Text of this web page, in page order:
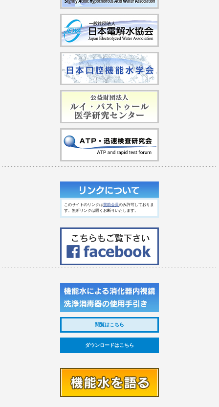
このサイトのリンクは賛助会員のみ許可しておりま
す。無断リンクは固くお断りいたします。
閲覧はこちら
ダウンロードはこちら